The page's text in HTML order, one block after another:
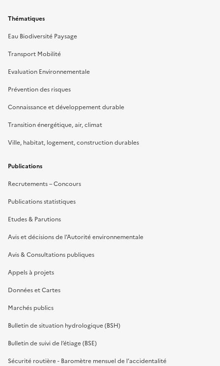
Thématiques
Eau Biodiversité Paysage
Transport Mobilité
Evaluation Environnementale
Prévention des risques
Connaissance et développement durable
Transition énergétique, air, climat
Ville, habitat, logement, construction durables
Publications
Recrutements – Concours
Publications statistiques
Etudes & Parutions
Avis et décisions de l’Autorité environnementale
Avis & Consultations publiques
Appels à projets
Données et Cartes
Marchés publics
Bulletin de situation hydrologique (BSH)
Bulletin de suivi de l’étiage (BSE)
Sécurité routière - Baromètre mensuel de l’accidentalité